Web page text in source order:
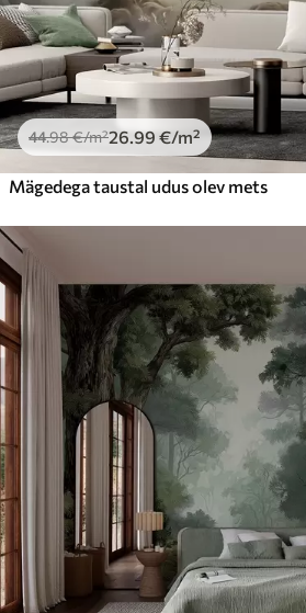
44.98€/m²26.99 €/m²
Mägedega taustal udus olev mets